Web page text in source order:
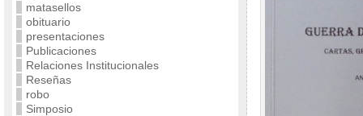
matasellos
obituario
presentaciones
Publicaciones
Relaciones Institucionales
Reseñas
robo
Simposio